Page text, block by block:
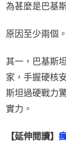
為甚麼是巴基
原因至少兩個。
其一，巴基斯
家，手握硬核
斯坦過硬戰力
實力。
【延伸閲讀】